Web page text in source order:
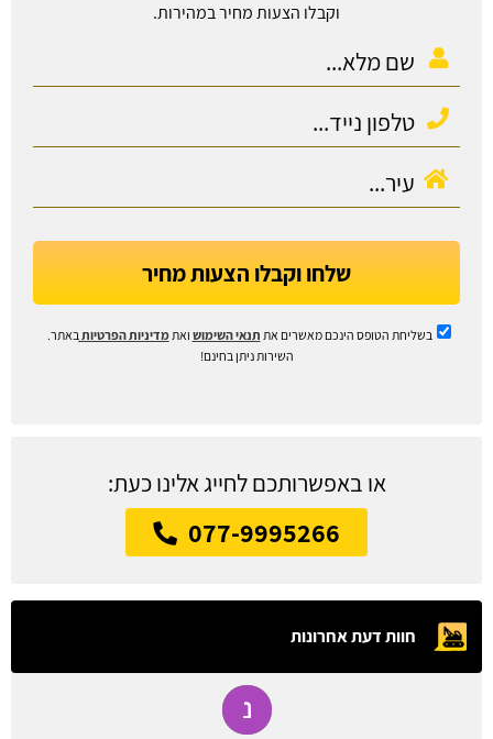
וקבלו הצעות מחיר במהירות.
שלחו וקבלו הצעות מחיר
בשליחת הטופס הינכם מאשרים את תנאי השימוש ואתמדיניות הפרטיותבאתר.
השירות ניתן בחינם!
או באפשרותכם לחייג אלינו כעת:
077-9995266
חוות דעת אחרונות